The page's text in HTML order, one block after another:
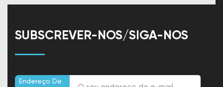
SUBSCREVER-NOS/SIGA-NOS
Endereço De